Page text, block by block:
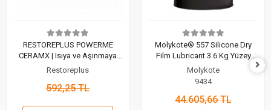
RESTOREPLUS POWERME
CERAMX | Isıya ve Aşınmaya
Karşı Güçlü Seramik Kaplama
Restoreplus
592,25 TL
Molykote® 557 Silicone Dry
Film Lubricant 3.6 Kg Yüzey
Koruyucu kaplama
Molykote
9434
44.605,66 TL